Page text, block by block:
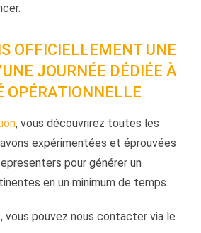
OFFICIELLEMENT UNE
JOURNÉE DÉDIÉE À
OPÉRATIONNELLE
, vous découvrirez toutes les
expérimentées et éprouvées
pour générer un
en un minimum de temps.
vous pouvez nous contacter via le